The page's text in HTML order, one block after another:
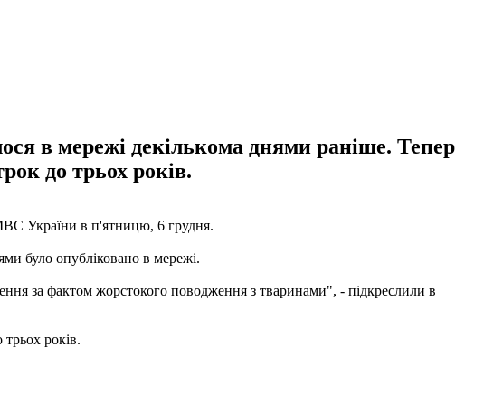
в мережі декількома днями раніше. Тепер
до трьох років.
України в п'ятницю, 6 грудня.
було опубліковано в мережі.
за фактом жорстокого поводження з тваринами", - підкреслили в
років.